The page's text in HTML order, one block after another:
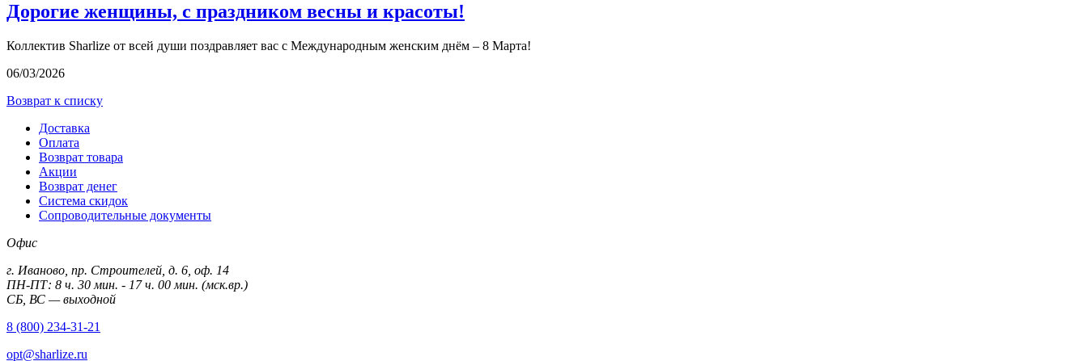
Дорогие женщины, с праздником весны и красоты!
Коллектив Sharlize от всей души поздравляет вас с Международным женским днём – 8 Марта!
06/03/2026
Возврат к списку
Доставка
Оплата
Возврат товара
Акции
Возврат денег
Система скидок
Сопроводительные документы
Офис
г. Иваново, пр. Строителей, д. 6, оф. 14
ПН-ПТ: 8 ч. 30 мин. - 17 ч. 00 мин. (мск.вр.)
СБ, ВС — выходной
8 (800) 234-31-21
opt@sharlize.ru